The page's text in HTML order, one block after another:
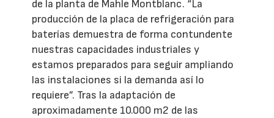
de la planta de Mahle Montblanc. “La
producción de la placa de refrigeración para
baterías demuestra de forma contundente
nuestras capacidades industriales y
estamos preparados para seguir ampliando
las instalaciones si la demanda así lo
requiere”. Tras la adaptación de
aproximadamente 10.000 m2 de las